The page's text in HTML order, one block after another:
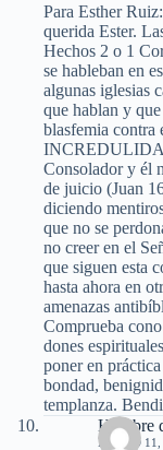
Para Esther
querida Ester.
Hechos 2 o 1
se hableban en
algunas iglesias
que hablan y
blasfemia contra
Consolador y él
de juicio (Juan
diciendo
que no se
no creer en el
que siguen esta
hasta ahora en
amenazas
Comprueba
dones
poner en
bondad,
templanza.
Hombre
MARZO